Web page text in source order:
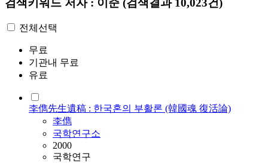
검색키워드 저자 : 이준 (검색결과 10,023건)
전체선택
무료
기관내 무료
유료
李儁先生遺稿 : 한국혼의 부활론 (韓國魂 復活論)
李儁
국학연구소
2000
국학연구